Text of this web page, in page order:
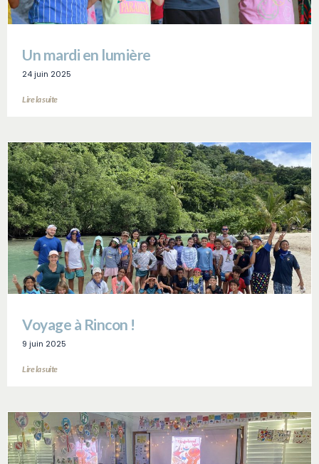
Un mardi en lumière
24 juin 2025
Lire la suite
Voyage à Rincon !
9 juin 2025
Lire la suite